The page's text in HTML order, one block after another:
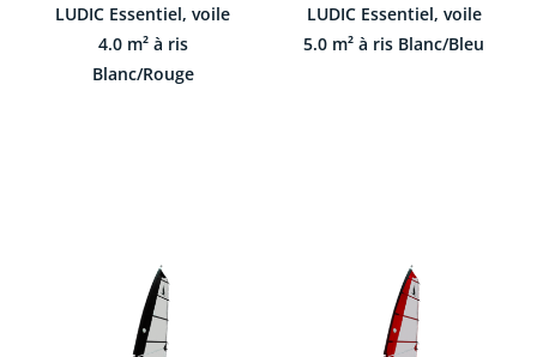
LUDIC Essentiel, voile
4.0 m² à ris
Blanc/Rouge
LUDIC Essentiel, voile
5.0 m² à ris Blanc/Bleu